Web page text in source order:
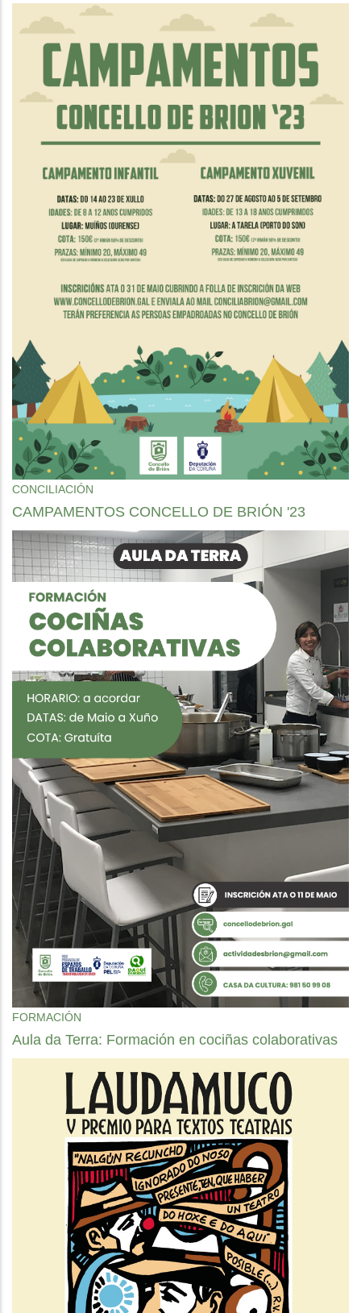
CONCILIACIÓN
CAMPAMENTOS CONCELLO DE BRIÓN '23
FORMACIÓN
Aula da Terra: Formación en cociñas colaborativas